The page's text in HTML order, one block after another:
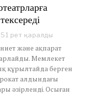
рет қаралды
және ақпарат
Мемлекет
құрылтайда берген
алдындағы
әзірленді. Осыған